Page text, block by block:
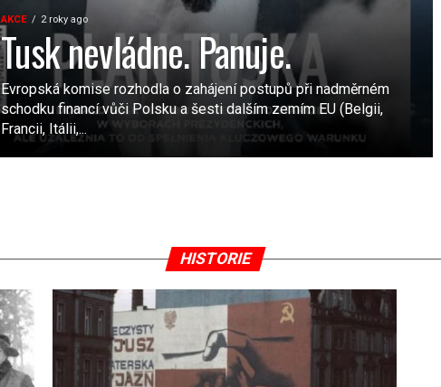
AKCE 2 roky ago
Tusk nevládne. Panuje.
Evropská komise rozhodla o zahájení postupů při nadměrném
schodku financí vůči Polsku a šesti dalším zemím EU (Belgii,
Francii, Itálii,...
HISTORIE